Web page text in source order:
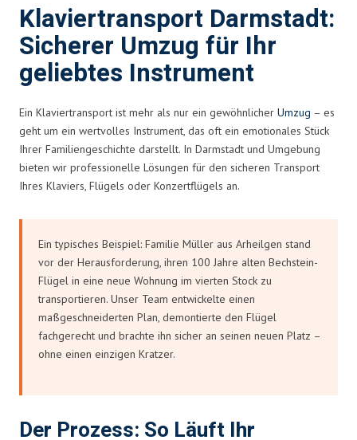
Klaviertransport Darmstadt:
Sicherer Umzug für Ihr
geliebtes Instrument
Ein Klaviertransport ist mehr als nur ein gewöhnlicher Umzug – es
geht um ein wertvolles Instrument, das oft ein emotionales Stück
Ihrer Familiengeschichte darstellt. In Darmstadt und Umgebung
bieten wir professionelle Lösungen für den sicheren Transport
Ihres Klaviers, Flügels oder Konzertflügels an.
Ein typisches Beispiel: Familie Müller aus Arheilgen stand
vor der Herausforderung, ihren 100 Jahre alten Bechstein-
Flügel in eine neue Wohnung im vierten Stock zu
transportieren. Unser Team entwickelte einen
maßgeschneiderten Plan, demontierte den Flügel
fachgerecht und brachte ihn sicher an seinen neuen Platz –
ohne einen einzigen Kratzer.
Der Prozess: So Läuft Ihr